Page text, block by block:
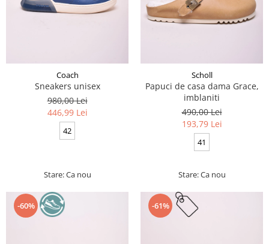
Coach
Sneakers unisex
980,00 Lei
446,99 Lei
42
Stare: Ca nou
Scholl
Papuci de casa dama Grace,
imblaniti
490,00 Lei
193,79 Lei
41
Stare: Ca nou
-60% -61%